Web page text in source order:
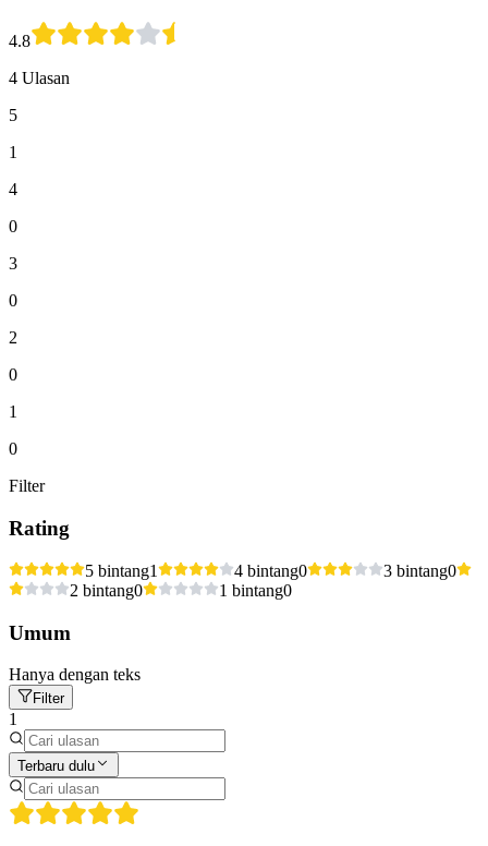
4.8
4 Ulasan
5
1
4
0
3
0
2
0
1
0
Filter
Rating
5 bintang1 4 bintang0 3 bintang0
2 bintang0 1 bintang0
Umum
Hanya dengan teks
Filter
1
Terbaru dulu